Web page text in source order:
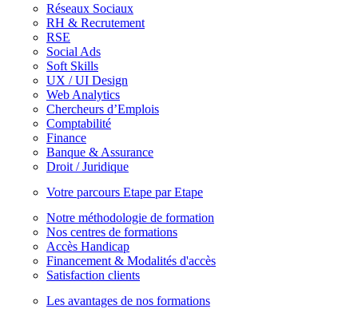
Réseaux Sociaux
RH & Recrutement
RSE
Social Ads
Soft Skills
UX / UI Design
Web Analytics
Chercheurs d’Emplois
Comptabilité
Finance
Banque & Assurance
Droit / Juridique
Votre parcours Etape par Etape
Notre méthodologie de formation
Nos centres de formations
Accès Handicap
Financement & Modalités d'accès
Satisfaction clients
Les avantages de nos formations